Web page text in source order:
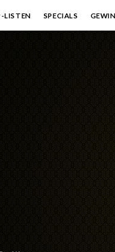
LISTEN SPECIALS